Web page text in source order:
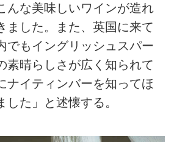
んな美味しいワインが造れ
ました。また、英国に来て
でもイングリッシュスパー
素晴らしさが広く知られて
ナイティンバーを知ってほ
した」と述懐する。